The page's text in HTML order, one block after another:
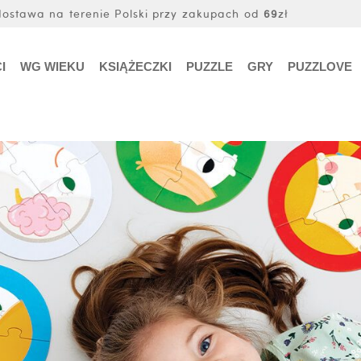
na terenie Polski przy zakupach od 69zł
WG WIEKU KSIĄŻECZKI PUZZLE GRY PUZZLOVE